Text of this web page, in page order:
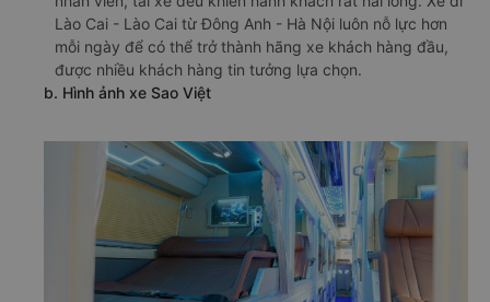
Lào Cai - Lào Cai từ Đông Anh - Hà Nội luôn nỗ lực hơn
mỗi ngày để có thể trở thành hãng xe khách hàng đầu,
được nhiều khách hàng tin tưởng lựa chọn.
b. Hình ảnh xe Sao Việt